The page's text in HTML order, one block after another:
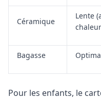
Céramique
Lente
Bagasse
Pour les enfants, le